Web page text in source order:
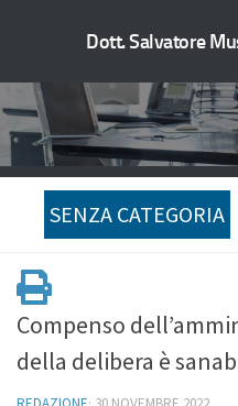
Dott. Salvatore
SENZA CATEGORIA
Compenso
della delibera è